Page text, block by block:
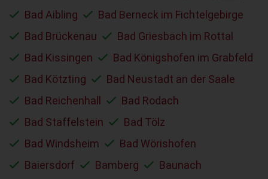
Bad Aibling
Bad Berneck im Fichtelgebirge
Bad Brückenau
Bad Griesbach im Rottal
Bad Kissingen
Bad Königshofen im Grabfeld
Bad Kötzting
Bad Neustadt an der Saale
Bad Reichenhall
Bad Rodach
Bad Staffelstein
Bad Tölz
Bad Windsheim
Bad Wörishofen
Baiersdorf
Bamberg
Baunach